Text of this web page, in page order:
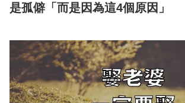
是孤僻「而是因為這4個原因」